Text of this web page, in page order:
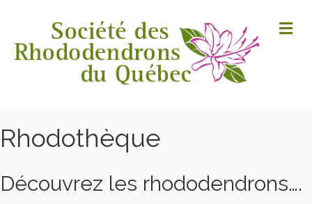
Rhodothèque
Découvrez les rhododendrons….